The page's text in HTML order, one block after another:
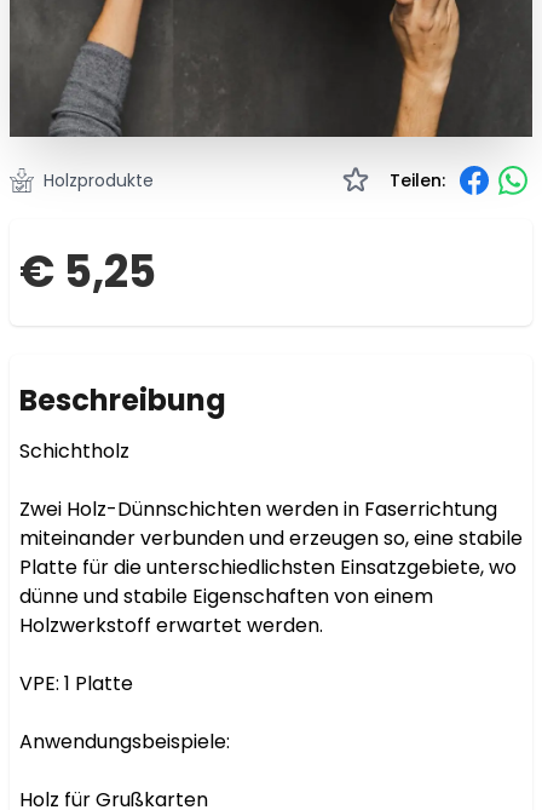
Holzprodukte Teilen:
€ 5,25
Beschreibung
Schichtholz
Zwei Holz-Dünnschichten werden in Faserrichtung
miteinander verbunden und erzeugen so, eine stabile
Platte für die unterschiedlichsten Einsatzgebiete, wo
dünne und stabile Eigenschaften von einem
Holzwerkstoff erwartet werden.
VPE: 1 Platte
Anwendungsbeispiele:
Holz für Grußkarten